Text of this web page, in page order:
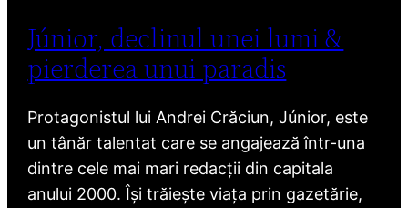
Júnior, declinul unei lumi &
pierderea unui paradis
Protagonistul lui Andrei Crăciun, Júnior, este
un tânăr talentat care se angajează într-una
dintre cele mai mari redacții din capitala
anului 2000. Își trăiește viața prin gazetărie,